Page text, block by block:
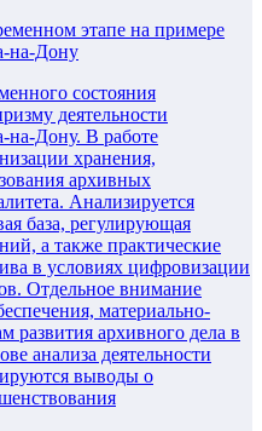
этапе на примере
на-Дону
состояния
деятельности
на-Дону. В работе
хранения,
архивных
Анализируется
база, регулирующая
а также практические
в условиях цифровизации
Отдельное внимание
материально-
развития архивного дела в
анализа деятельности
выводы о